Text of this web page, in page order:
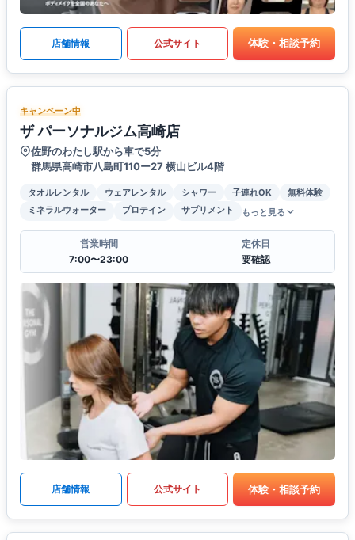
店舗情報 公式サイト 体験・相談予約
キャンペーン中
ザ パーソナルジム高崎店
佐野のわたし駅から車で5分
群馬県高崎市八島町110ー27 横山ビル4階
タオルレンタル ウェアレンタル シャワー 子連れOK
無料体験
ミネラルウォーター
プロテイン サプリメント もっと見る
営業時間
7:00〜23:00
定休日
要確認
店舗情報 公式サイト 体験・相談予約